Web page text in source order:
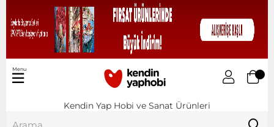
Kendin Yap Hobi ve Sanat Ürünleri
Menu